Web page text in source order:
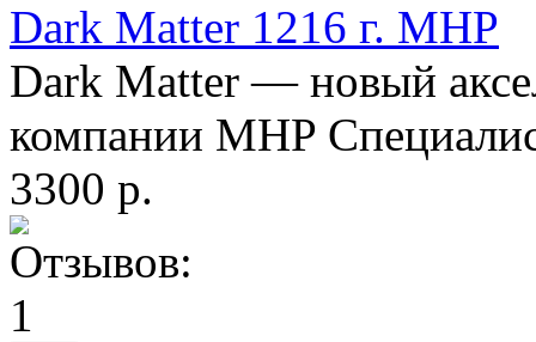
Dark Matter 1216 г. MHP
Dark Matter — новый
компании MHP
3300 р.